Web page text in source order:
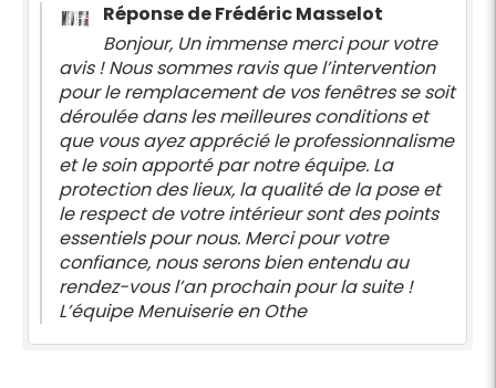
Réponse de Frédéric Masselot
Bonjour, Un immense merci pour votre
avis ! Nous sommes ravis que l’intervention
pour le remplacement de vos fenêtres se soit
déroulée dans les meilleures conditions et
que vous ayez apprécié le professionnalisme
et le soin apporté par notre équipe. La
protection des lieux, la qualité de la pose et
le respect de votre intérieur sont des points
essentiels pour nous. Merci pour votre
confiance, nous serons bien entendu au
rendez-vous l’an prochain pour la suite !
L’équipe Menuiserie en Othe